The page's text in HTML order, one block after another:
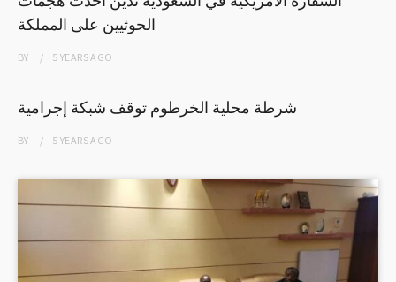
الحوثيين على المملكة
BY 5 YEARSAGO
شرطة محلية الخرطوم توقف شبكة إجرامية
BY 5 YEARSAGO